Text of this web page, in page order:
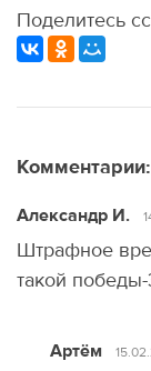
Поделитесь
Комментарии:
Александр И.
Штрафное
такой
Артём